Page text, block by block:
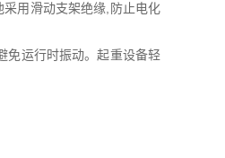
用滑动支架绝缘,防止电化
运行时振动。起重设备轻